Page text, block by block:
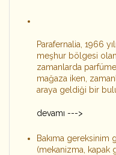
Parafernalia, 1966
meşhur bölgesi olan
zamanlarda
mağaza iken,
araya geldiği bir
devamı --->
Bakıma gereksinim
(mekanizma, kapak